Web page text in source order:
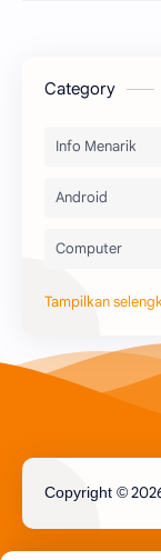
Category
Info Menarik
Android
Computer
Komputer
Printer
CoralDraw
Jasa
Copyright ©